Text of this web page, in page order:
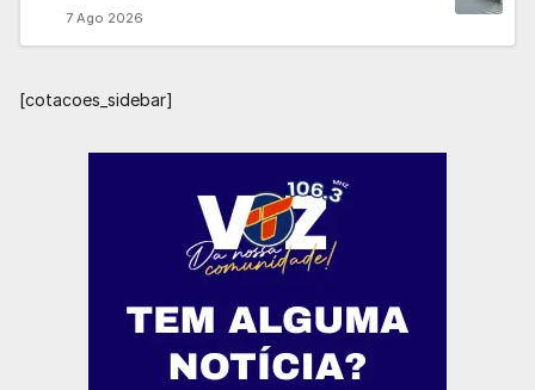
7 Ago 2026
[cotacoes_sidebar]